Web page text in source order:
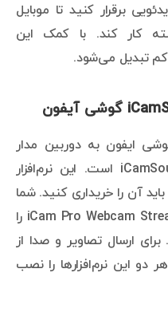
برقرار کنید تا موبایل
کار کند. با کمک این
کم تبدیل می‌شود.
ایفون به دوربین مدار
بسته، برنامه iCamSource Pro Mobile است. این نرم‌افزار
آن را خریداری کنید. شما
باید نرم افزار دیگری به نام iCam Pro Webcam Streaming را
ارسال تصاویر و صدا از
دو این نرم‌افزارها را نصب